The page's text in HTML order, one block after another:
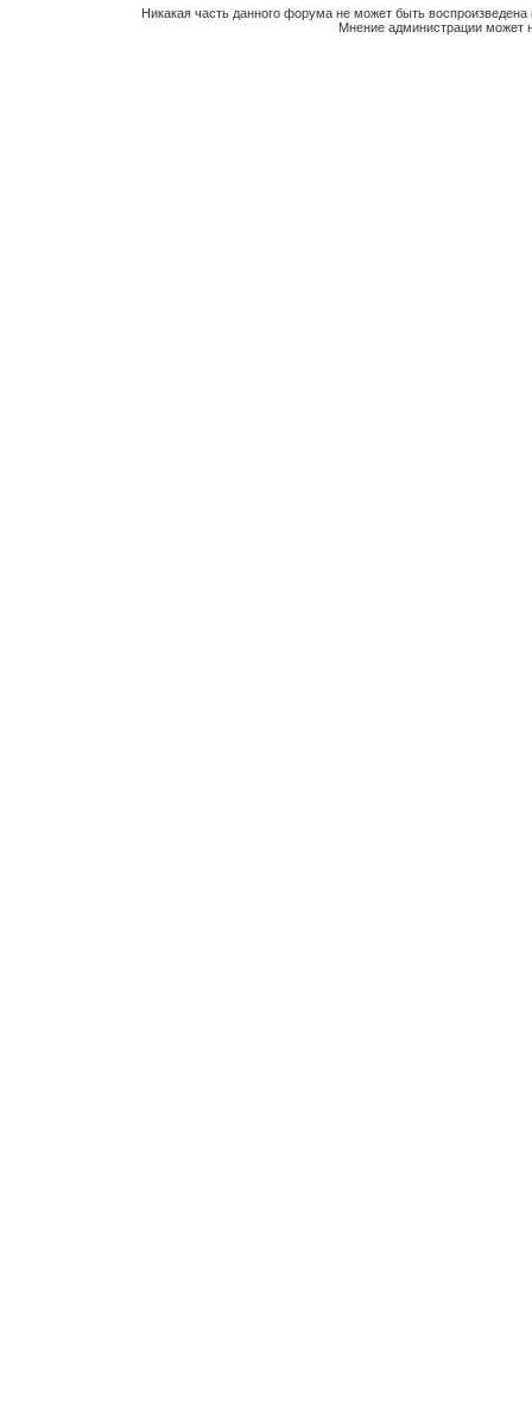
Никакая часть данного форума не может быть
Мнение администрации может